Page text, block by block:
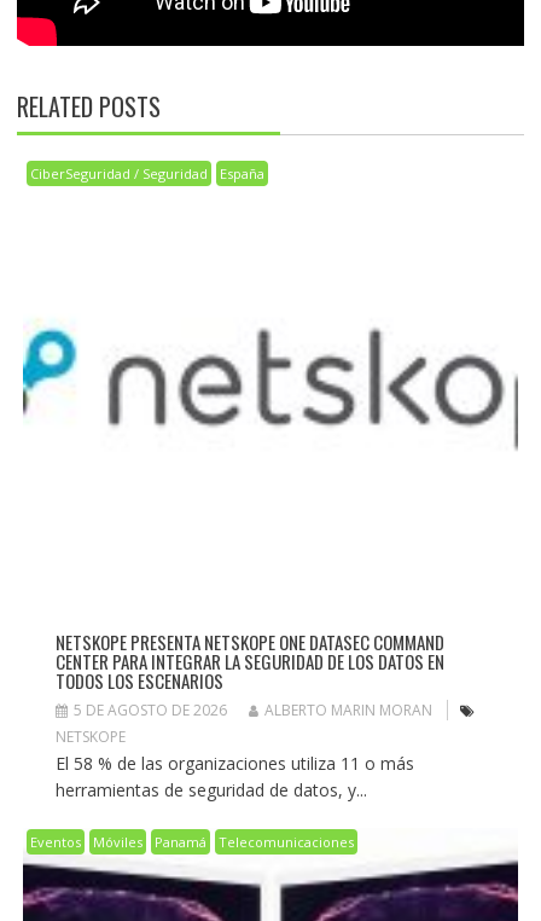
RELATED POSTS
CiberSeguridad / Seguridad España
NETSKOPE PRESENTA NETSKOPE ONE DATASEC COMMAND
CENTER PARA INTEGRAR LA SEGURIDAD DE LOS DATOS EN
TODOS LOS ESCENARIOS
5 DE AGOSTO DE 2026
ALBERTO MARIN MORAN
NETSKOPE
El 58 % de las organizaciones utiliza 11 o más
herramientas de seguridad de datos, y...
Eventos Móviles Panamá Telecomunicaciones